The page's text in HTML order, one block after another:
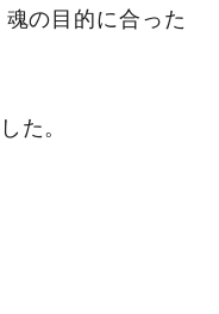
の目的に合った
た。